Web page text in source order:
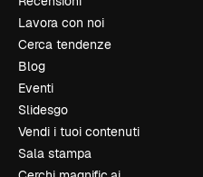
Lavora con noi
Cerca tendenze
Blog
Eventi
Slidesgo
Vendi i tuoi contenuti
Sala stampa